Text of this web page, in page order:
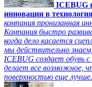
ICEBUG
инновации в
компания пронизанная
Компания быстро
когда дело касается
мы действительно
ICEBUG создает обувь с
делает все возможное,
поверхностью еще лучше.